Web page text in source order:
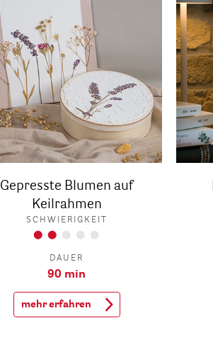
Gepresste Blumen auf
Keilrahmen
SCHWIERIGKEIT
DAUER
90 min
mehr erfahren